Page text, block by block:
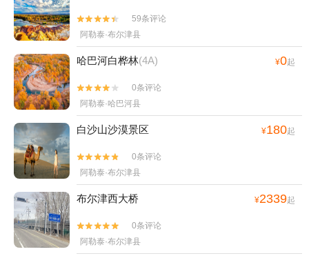


59条评论
阿勒泰·布尔津县
哈巴河白桦林(4A) ¥0起


0条评论
阿勒泰·哈巴河县
白沙山沙漠景区 ¥180起


0条评论
阿勒泰·布尔津县
布尔津西大桥 ¥2339起


0条评论
阿勒泰·布尔津县